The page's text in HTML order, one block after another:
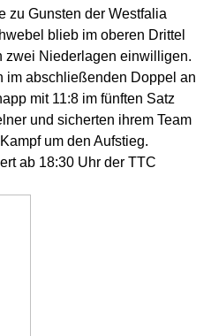
zu Gunsten der Westfalia
blieb im oberen Drittel
zwei Niederlagen einwilligen.
im abschließenden Doppel an
mit 11:8 im fünften Satz
und sicherten ihrem Team
um den Aufstieg.
ab 18:30 Uhr der TTC